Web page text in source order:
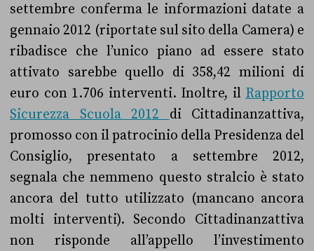
settembre conferma le informazioni datate a
gennaio 2012 (riportate sul sito della Camera) e
ribadisce che l’unico piano ad essere stato
attivato sarebbe quello di 358,42 milioni di
euro con 1.706 interventi. Inoltre, il Rapporto
Sicurezza Scuola 2012 di Cittadinanzattiva,
promosso con il patrocinio della Presidenza del
Consiglio, presentato a settembre 2012,
segnala che nemmeno questo stralcio è stato
ancora del tutto utilizzato (mancano ancora
molti interventi). Secondo Cittadinanzattiva
non risponde all’appello l’investimento